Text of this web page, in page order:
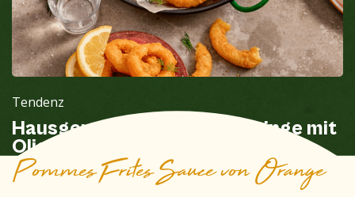
Tendenz
Hausgemachte Tintenfischringe mit
Oliehoorn Pommes Frites Sauce
Pommes Frites Sauce von Orange